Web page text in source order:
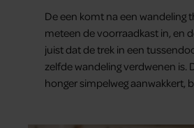
De een komt na een wandeling
meteen de voorraadkast in, en
juist dat de trek in een
zelfde wandeling verdwenen is.
honger simpelweg aanwakkert,